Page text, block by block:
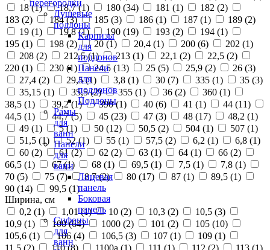
перегородки
Душевые
поддоны
Карнизы
для
поддонов
Панели
для
поддонов
Поддоны
Рамы
для
ванн
Панели
для
ванн
Лицевая
панель
Боковая
панель
Сифоны
для
ванн
18 (1) 18,7 (1) 180 (34) 181 (1) 182 (2)
183 (2) 184 (3) 185 (3) 186 (1) 187 (1) 189 (2)
19 (1) 19,8 (1) 190 (19) 193 (2) 194 (1)
195 (1) 198 (2) 20 (1) 20,4 (1) 200 (6) 202 (1)
208 (2) 212,5 (1) 213 (1) 22,1 (2) 22,5 (2)
220 (1) 230 (1) 24,5 (13) 25 (5) 25,9 (2) 26 (3)
27,4 (2) 29,5 (1) 3,8 (1) 30 (7) 335 (1) 35 (3)
35,15 (1) 35,5 (2) 355 (1) 36 (2) 360 (1)
38,5 (1) 39,2 (1) 390 (1) 40 (6) 41 (1) 44 (11)
44,5 (1) 44,7 (5) 45 (23) 47 (3) 48 (17) 48,2 (1)
49 (1) 5 (1) 50 (12) 50,5 (2) 504 (1) 507 (1)
51,5 (1) 52 (1) 55 (1) 57,5 (2) 6,2 (1) 6,8 (1)
60 (2) 61 (2) 62 (2) 63 (1) 64 (1) 66 (2)
66,5 (1) 67 (1) 68 (1) 69,5 (1) 7,5 (1) 7,8 (1)
70 (5) 75 (7) 8,7 (2) 80 (17) 87 (1) 89,5 (1)
90 (14) 99,5 (1)
Ширина, см
0,2 (1) 1,01 (1) 10 (2) 10,3 (2) 10,5 (3)
10,9 (1) 100 (64) 1000 (2) 101 (2) 105 (10)
105,6 (1) 106 (4) 106,5 (3) 107 (1) 109 (1)
11,5 (2) 110 (8) 1100а (1) 111 (1) 112 (2) 113 (1)